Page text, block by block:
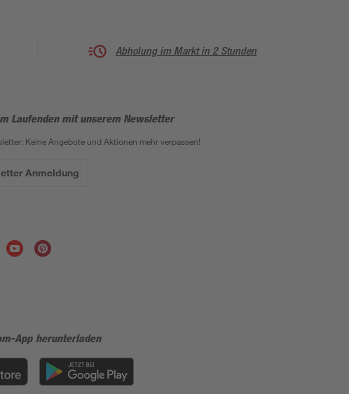
Abholung im Markt in 2 Stunden
Laufenden mit unserem Newsletter
Keine Angebote und Aktionen mehr verpassen!
Anmeldung
App herunterladen